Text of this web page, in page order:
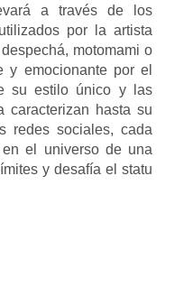
a través de los
por la artista
motomami o
emocionante por el
su estilo único y las
caracterizan hasta su
redes sociales, cada
el universo de una
y desafía el statu